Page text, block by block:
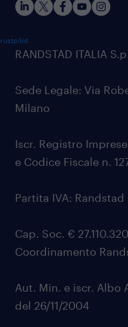
RANDSTAD ITALIA
Sede Legale: Via
Milano
Iscr. Registro
e Codice Fiscale n.
Partita IVA:
Cap. Soc. €
Coordinamento
Aut. Min. e iscr. Albo
del 26/11/2004